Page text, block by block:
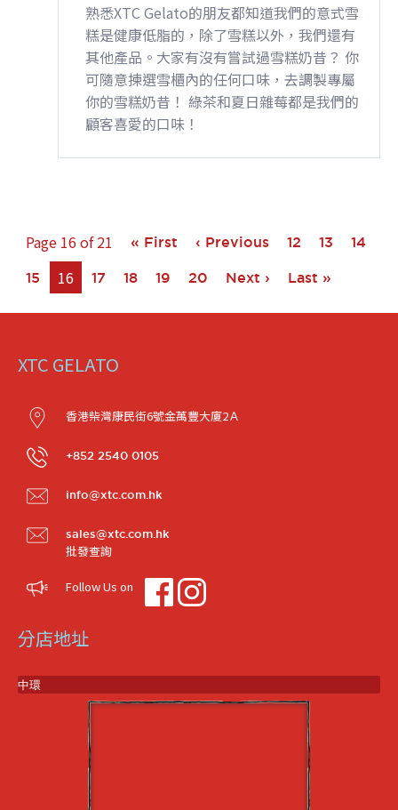
熟悉XTC Gelato的朋友都知道我們的意式雪
糕是健康低脂的，除了雪糕以外，我們還有
其他產品。大家有沒有嘗試過雪糕奶昔？ 你
可隨意揀選雪櫃內的任何口味，去調製專屬
你的雪糕奶昔！ 綠茶和夏日雜莓都是我們的
顧客喜愛的口味！
Page 16 of 21 « First ‹ Previous 12 13 14
15 16 17 18 19 20 Next › Last »
XTC GELATO
香港柴灣康民街6號金萬豐大廈2Ａ
+852 2540 0105
info@xtc.com.hk
sales@xtc.com.hk
批發查詢
Follow Us on
分店地址
中環